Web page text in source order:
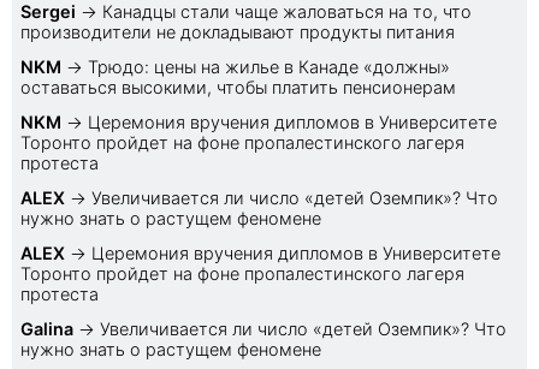
Sеrgei → Канадцы стали чаще жаловаться на то, что
производители не докладывают продукты питания
NKM → Трюдо: цены на жилье в Канаде «должны»
оставаться высокими, чтобы платить пенсионерам
NKM → Церемония вручения дипломов в Университете
Торонто пройдет на фоне пропалестинского лагеря
протеста
ALEX → Увеличивается ли число «детей Оземпик»? Что
нужно знать о растущем феномене
ALEX → Церемония вручения дипломов в Университете
Торонто пройдет на фоне пропалестинского лагеря
протеста
Galina → Увеличивается ли число «детей Оземпик»? Что
нужно знать о растущем феномене